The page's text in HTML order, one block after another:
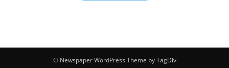
© Newspaper WordPress Theme by TagDiv